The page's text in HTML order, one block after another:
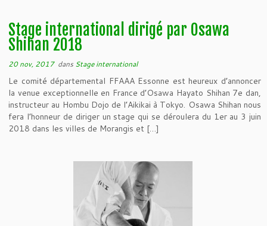
Stage international dirigé par Osawa
Shihan 2018
20 nov, 2017dans Stage international
Le comité départemental FFAAA Essonne est heureux d’annoncer
la venue exceptionnelle en France d’Osawa Hayato Shihan 7e dan,
instructeur au Hombu Dojo de l’Aikikai à Tokyo. Osawa Shihan nous
fera l’honneur de diriger un stage qui se déroulera du 1er au 3 juin
2018 dans les villes de Morangis et […]